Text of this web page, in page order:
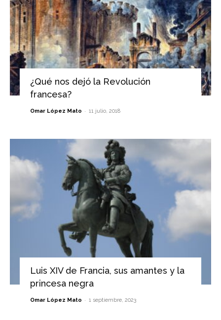
¿Qué nos dejó la Revolución
francesa?
Omar López Mato - 11 julio, 2018
Luis XIV de Francia, sus amantes y la
princesa negra
Omar López Mato - 1 septiembre, 2023